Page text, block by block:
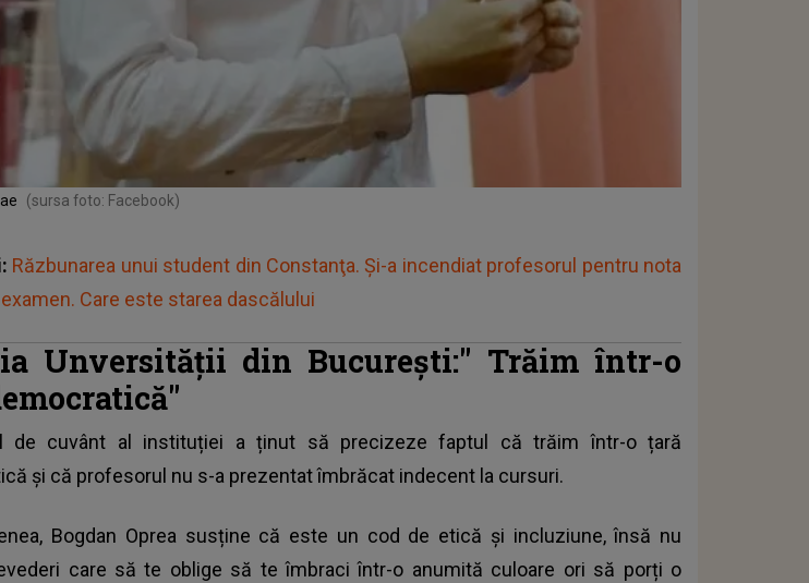
(sursa foto: Facebook)
Răzbunarea unui student din Constanţa. Și-a incendiat profesorul pentru nota
Care este starea dascălului
Unversității din București:" Trăim într-o
de cuvânt al instituției a ținut să precizeze faptul că trăim într-o țară
și că profesorul nu s-a prezentat îmbrăcat indecent la cursuri.
Bogdan Oprea susține că este un cod de etică și incluziune, însă nu
care să te oblige să te îmbraci într-o anumită culoare ori să porți o